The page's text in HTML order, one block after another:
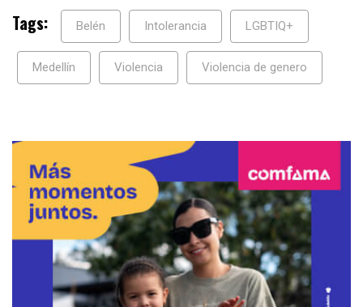
Tags: Belén Intolerancia LGBTIQ+
Medellín Violencia Violencia de genero